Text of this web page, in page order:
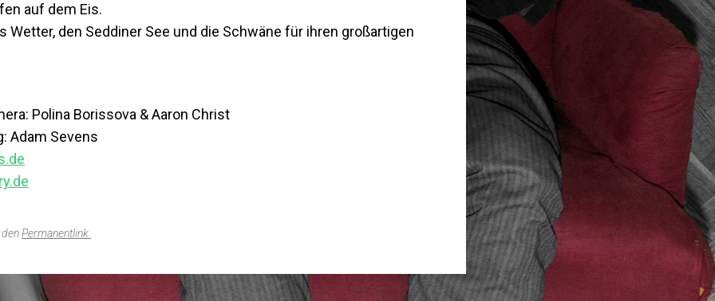
auf dem Eis.
Wetter, den Seddiner See und die Schwäne für ihren großartigen
Polina Borissova & Aaron Christ
Adam Sevens
Permanentlink